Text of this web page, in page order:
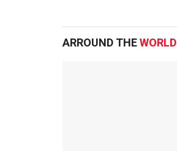
ARROUND THEWORLD